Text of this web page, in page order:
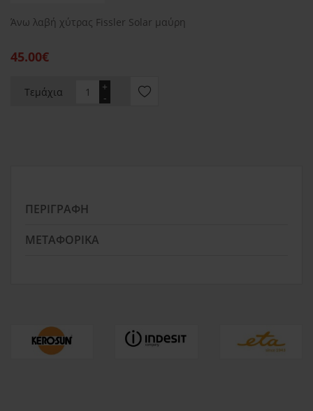
Άνω λαβή χύτρας Fissler Solar μαύρη
45.00€
Τεμάχια -
+
ΠΕΡΙΓΡΑΦΉ
ΜΕΤΑΦΟΡΙΚΆ